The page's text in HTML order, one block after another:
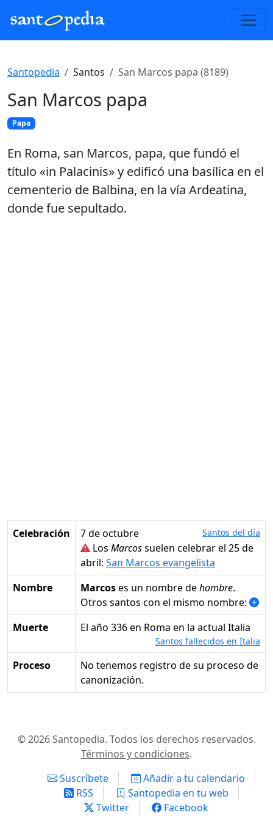
Santopedia Santos San Marcos papa (8189)
San Marcos papa
Papa
En Roma, san Marcos, papa, que fundó el
título «in Palacinis» y edificó una basílica en el
cementerio de Balbina, en la vía Ardeatina,
donde fue sepultado.
Celebración 7 de octubre Santos del día
Los Marcossuelen celebrar el 25 de
abril: San Marcos evangelista
Nombre
Marcoses un nombre dehombre.
Otros santos con el mismo nombre:
Muerte
el año 336 en Roma en la actual Italia
Santos fallecidos en Italia
Proceso
No tenemos registro de su proceso de
canonización.
© 2026 Santopedia. Todos los derechos reservados.
Términos y condiciones.
Suscríbete
Añadir a tu calendario
RSS
Santopedia en tu web
Twitter
Facebook